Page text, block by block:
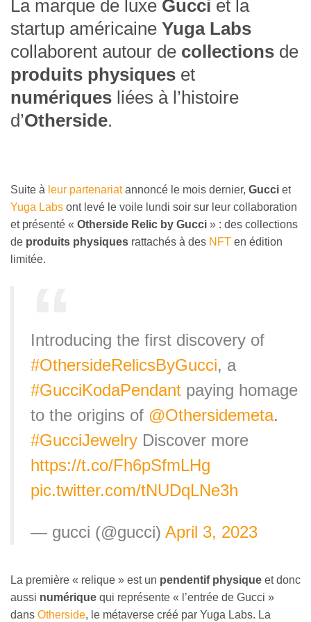
La marque de luxe Gucci et la
startup américaine Yuga Labs
collaborent autour de collections de
produits physiques et
numériques liées à l’histoire
d’Otherside.
Suite à leur partenariatannoncé le mois dernier, Gucci et
Yuga Labs ont levé le voile lundi soir sur leur collaboration
et présenté « Otherside Relic by Gucci » : des collections
de produits physiques rattachés à des NFT en édition
limitée.
Introducing the first discovery of
#OthersideRelicsByGucci, a
#GucciKodaPendant paying homage
to the origins of @Othersidemeta.
#GucciJewelry Discover more
https://t.co/Fh6pSfmLHg
pic.twitter.com/tNUDqLNe3h
— gucci (@gucci) April 3, 2023
La première « relique » est un pendentif physique et donc
aussi numérique qui représente « l’entrée de Gucci »
dans Otherside, le métaverse créé par Yuga Labs. La